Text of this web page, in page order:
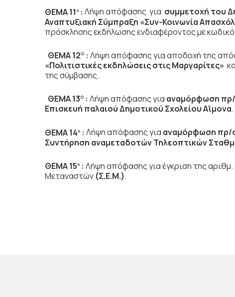
ΘΕΜΑ 11 ο : Λήψη απόφασης για συμμετοχή του
Αναπτυξιακή Σύμπραξη «Συν-Κοινωνία
πρόσκλησης εκδήλωσης ενδιαφέροντος με
ΘΕΜΑ 12Ο : Λήψη απόφασης για αποδοχή της
«Πολιτιστικές εκδηλώσεις στις Μαργαρίτες»
της σύμβασης.
ΘΕΜΑ 13Ο : Λήψη απόφασης για αναμόρφωση
Επισκευή παλαιού Δημοτικού Σχολείου Αϊμονα.
ΘΕΜΑ 14ο : Λήψη απόφασης για αναμόρφωση πρ/
Συντήρηση αναμεταδοτών Τηλεοπτικών
ΘΕΜΑ 15ο : Λήψη απόφασης για έγκριση της αριθμ.
Μεταναστών (Σ.Ε.Μ.).